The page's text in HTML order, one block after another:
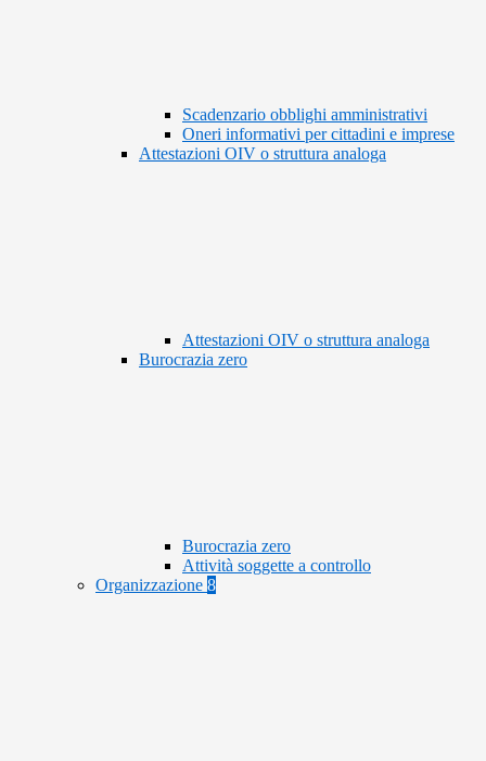
Scadenzario obblighi amministrativi
Oneri informativi per cittadini e imprese
Attestazioni OIV o struttura analoga
Attestazioni OIV o struttura analoga
Burocrazia zero
Burocrazia zero
Attività soggette a controllo
Organizzazione 8